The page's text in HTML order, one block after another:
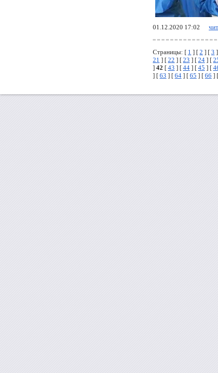
01.12.2020 17:02
Страницы: [ 1 ] [ 2 ] [ 3
21 ] [ 22 ] [ 23 ] [ 24 ] [
] 42 [ 43 ] [ 44 ] [ 45 ] [
] [ 63 ] [ 64 ] [ 65 ] [ 66 ]